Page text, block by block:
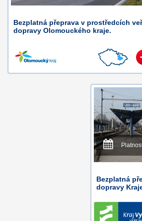
Bezplatná přeprava v prostředcích
dopravy Olomouckého kraje.
Bezplatná
dopravy